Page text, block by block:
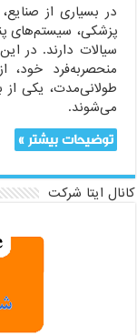
در بسیاری از
پزشکی، سیستم‌های
سیالات دارند. در
منحصربه‌فرد خود،
طولانی‌مدت، یکی
می‌شوند.
توضیحات بیشتر »
کانال ایتا شرکت